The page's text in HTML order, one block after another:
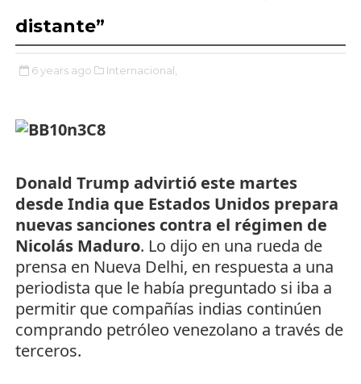
distante”
6 years ago Internacional,
Donald Trump advirtió este martes
desde India que Estados Unidos prepara
nuevas sanciones contra el régimen de
Nicolás Maduro. Lo dijo en una rueda de
prensa en Nueva Delhi, en respuesta a una
periodista que le había preguntado si iba a
permitir que compañías indias continúen
comprando petróleo venezolano a través de
terceros.